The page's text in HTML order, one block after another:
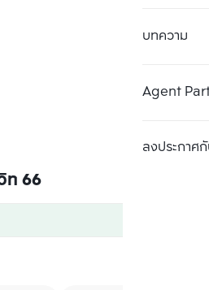
บทความ
Agent
ลงประกาศกั
ท 66
ยบ